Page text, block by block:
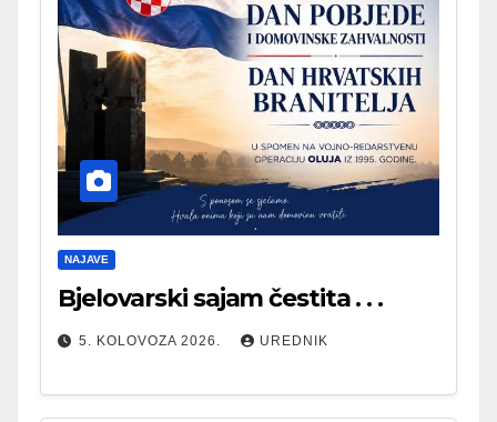
NAJAVE
Bjelovarski sajam čestita . . .
5. KOLOVOZA 2026. UREDNIK